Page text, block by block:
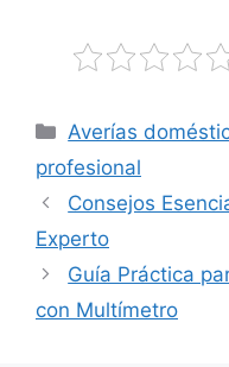
Categorías
Averías
profesional
Consejos
Experto
Guía Práctica
con Multímetro